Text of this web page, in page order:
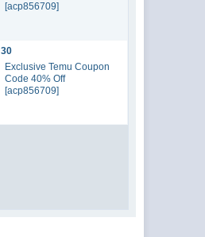
[acp856709]
30
Exclusive Temu Coupon
Code 40% Off
[acp856709]